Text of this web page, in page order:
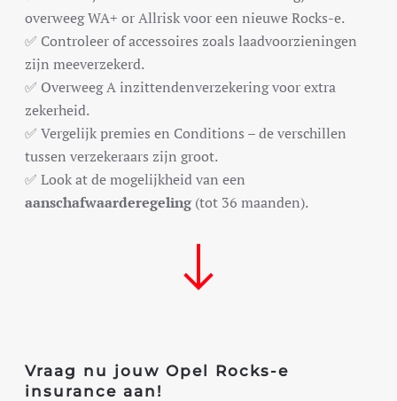
overweeg WA+ or Allrisk voor een nieuwe Rocks-e.
✅ Controleer of accessoires zoals laadvoorzieningen
zijn meeverzekerd.
✅ Overweeg A inzittendenverzekering voor extra
zekerheid.
✅ Vergelijk premies en Conditions – de verschillen
tussen verzekeraars zijn groot.
✅ Look at de mogelijkheid van een
aanschafwaarderegeling (tot 36 maanden).
Vraag nu jouw Opel Rocks-e
insurance aan!